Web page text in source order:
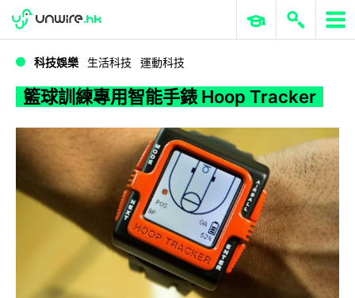
籃球訓練專用智能手錶 Hoop Tracker
WWDC 2026 ERP 與商業 AI
科技娛樂 生活科技 運動科技
籃球訓練專用智能手錶 Hoop Tracker